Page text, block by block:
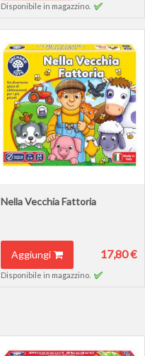
Disponibile in magazzino.
Nella Vecchia Fattoria
Aggiungi 17,80 €
Disponibile in magazzino.